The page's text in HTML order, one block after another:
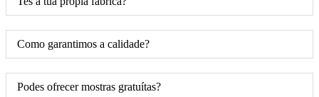
Como garantimos a calidade?
Podes ofrecer mostras gratuítas?